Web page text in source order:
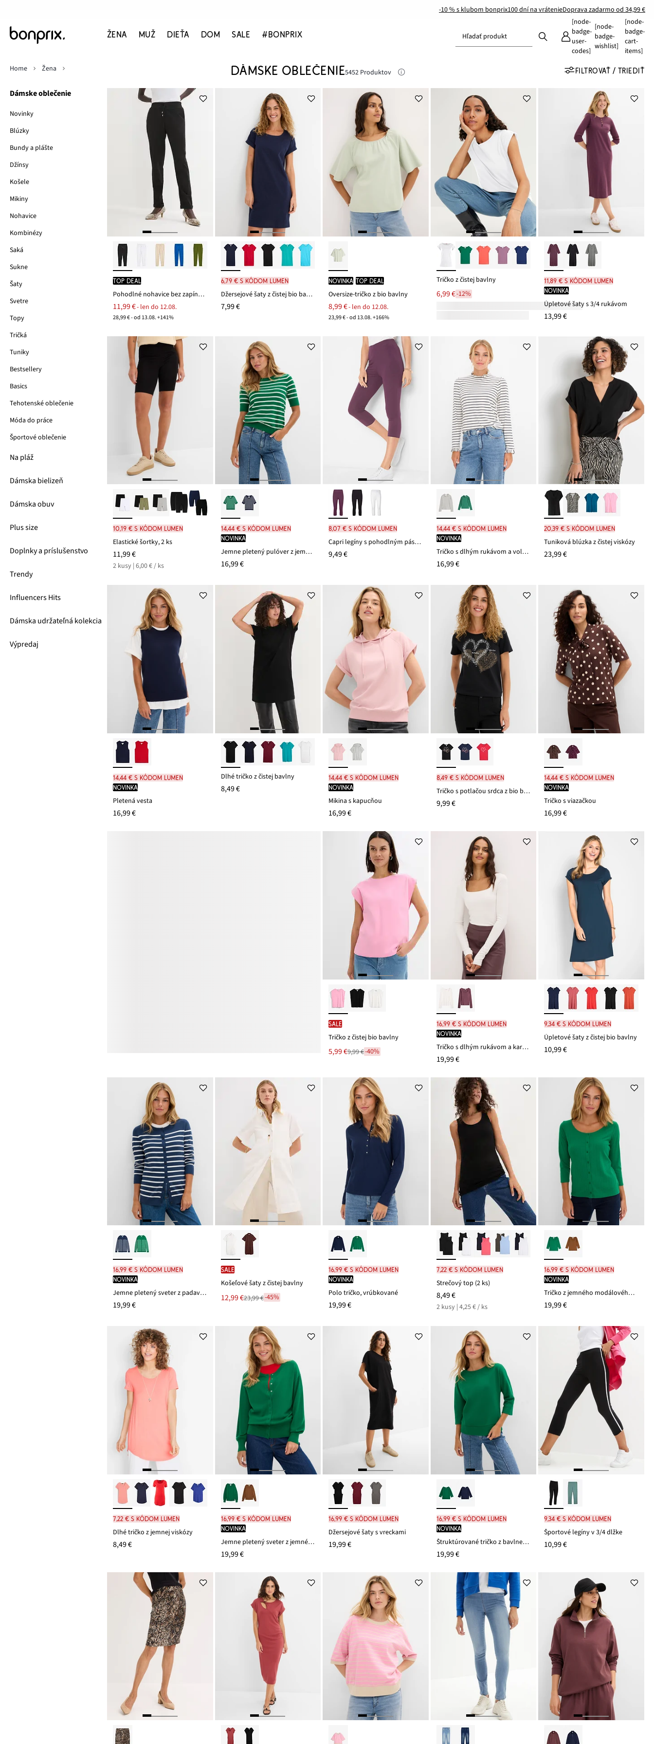
-10 % s klubom bonprix100 dní na vrátenieDoprava zadarmo od 34,99 €
ŽENA MUŽ DIEŤA DOM SALE #BONPRIX Hľadať produkt
[node-
badge-
user-
codes]
[node-
badge-
wishlist]
[node-
badge-
cart-
items]
Dámske oblečenie
Novinky
Blúzky
Bundy a plášte
Džínsy
Košele
Mikiny
Nohavice
Kombinézy
Saká
Sukne
Šaty
Svetre
Topy
Tričká
Tuniky
Bestsellery
Basics
Tehotenské oblečenie
Móda do práce
Športové oblečenie
Na pláž
Dámska bielizeň
Dámska obuv
Plus size
Doplnky a príslušenstvo
Trendy
Influencers Hits
Dámska udržateľná kolekcia
Výpredaj
Home Žena DÁMSKE OBLEČENIE5452 Produktov FILTROVAŤ / TRIEDIŤ
TOP DEAL
Pohodlné nohavice bez zapínania Punto di Roma
11,99 €- len do 12.08.
28,99 € - od 13.08. +141%
6,79 € s kódom LUMEN
Džersejové šaty z čistej bio bavlny
7,99 €
novinka TOP DEAL
Oversize-tričko z bio bavlny
8,99 €- len do 12.08.
23,99 € - od 13.08. +166%
Tričko z čistej bavlny
6,99 €-12%
11,89 € s kódom LUMEN
novinka
Úpletové šaty s 3/4 rukávom
13,99 €
10,19 € s kódom LUMEN
Elastické šortky, 2 ks
11,99 €
2 kusy | 6,00 € / ks
14,44 € s kódom LUMEN
novinka
Jemne pletený pulóver z jemného viskózového mixu
16,99 €
8,07 € s kódom LUMEN
Capri legíny s pohodlným pásom
9,49 €
14,44 € s kódom LUMEN
novinka
Tričko s dlhým rukávom a volánmi
16,99 €
20,39 € s kódom LUMEN
Tuniková blúzka z čistej viskózy
23,99 €
14,44 € s kódom LUMEN
novinka
Pletená vesta
16,99 €
Dlhé tričko z čistej bavlny
8,49 €
14,44 € s kódom LUMEN
novinka
Mikina s kapucňou
16,99 €
8,49 € s kódom LUMEN
Tričko s potlačou srdca z bio bavlny
9,99 €
14,44 € s kódom LUMEN
novinka
Tričko s viazačkou
16,99 €
SALE
Tričko z čistej bio bavlny
Nová
cena
5,99 €
Zľava 9,99 €-40%
16,99 € s kódom LUMEN
novinka
Tričko s dlhým rukávom a karé výstrihom
19,99 €
9,34 € s kódom LUMEN
Úpletové šaty z čistej bio bavlny
10,99 €
16,99 € s kódom LUMEN
novinka
Jemne pletený sveter z padavého viskózového mixu
19,99 €
SALE
Košeľové šaty z čistej bavlny
Nová
cena
12,99 €
Zľava 23,99 €-45%
16,99 € s kódom LUMEN
novinka
Polo tričko, vrúbkované
19,99 €
7,22 € s kódom LUMEN
Strečový top (2 ks)
8,49 €
2 kusy | 4,25 € / ks
16,99 € s kódom LUMEN
novinka
Tričko z jemného modálového mixu
19,99 €
7,22 € s kódom LUMEN
Dlhé tričko z jemnej viskózy
8,49 €
16,99 € s kódom LUMEN
novinka
Jemne pletený sveter z jemného viskózového mixu
19,99 €
16,99 € s kódom LUMEN
Džersejové šaty s vreckami
19,99 €
16,99 € s kódom LUMEN
novinka
Štruktúrované tričko z bavlneného mixu
19,99 €
9,34 € s kódom LUMEN
Športové legíny v 3/4 dĺžke
10,99 €